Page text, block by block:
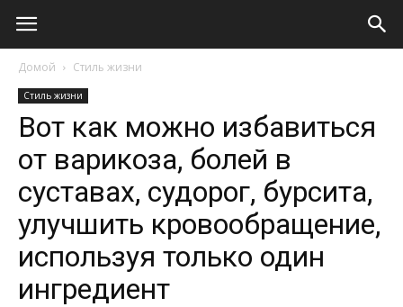
Домой Стиль жизни
Стиль жизни
Вот как можно избавиться
от варикоза, болей в
суставах, судорог, бурсита,
улучшить кровообращение,
используя только один
ингредиент